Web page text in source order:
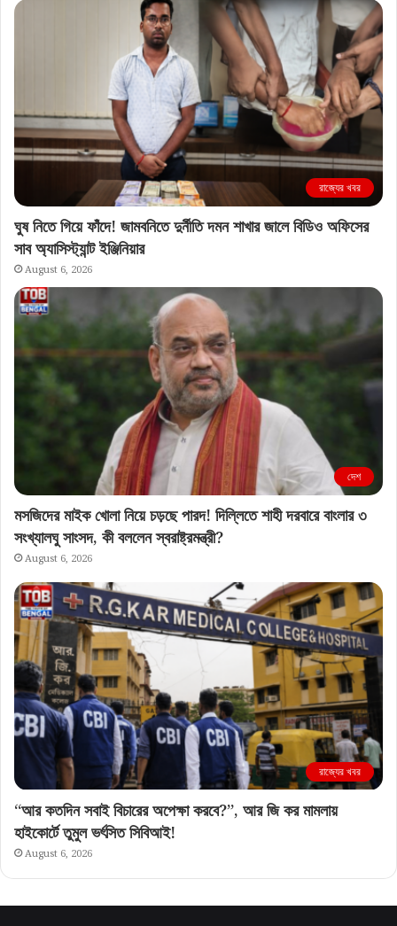
রাজ্যের খবর
ঘুষ নিতে গিয়ে ফাঁদে! জামবনিতে দুর্নীতি দমন শাখার জালে বিডিও অফিসের
সাব অ্যাসিস্ট্যান্ট ইঞ্জিনিয়ার
August 6, 2026
দেশ
মসজিদের মাইক খোলা নিয়ে চড়ছে পারদ! দিল্লিতে শাহী দরবারে বাংলার ৩
সংখ্যালঘু সাংসদ, কী বললেন স্বরাষ্ট্রমন্ত্রী?
August 6, 2026
রাজ্যের খবর
“আর কতদিন সবাই বিচারের অপেক্ষা করবে?”, আর জি কর মামলায়
হাইকোর্টে তুমুল ভর্ৎসিত সিবিআই!
August 6, 2026